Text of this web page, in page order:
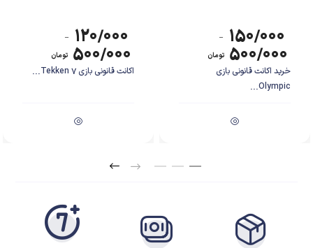
۱۵۰/۰۰۰ –
۵۰۰/۰۰۰ تومان
خرید اکانت قانونی بازی
Olympic...
۱۲۰/۰۰۰ –
۵۰۰/۰۰۰ تومان
اکانت قانونی بازی Tekken 7...